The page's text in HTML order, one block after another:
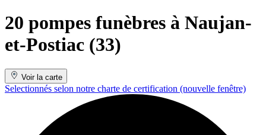
20 pompes funèbres à Naujan-
et-Postiac (33)
Voir la carte
Selectionnés selon notre charte de certification (nouvelle fenêtre)